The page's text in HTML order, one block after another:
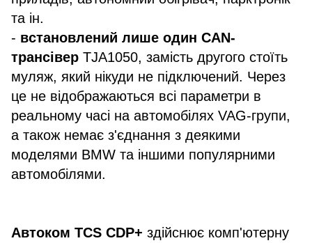
та ін.
- встановлений лише один CAN-
трансівер TJA1050, замість другого стоїть
муляж, який нікуди не підключений. Через
це не відображаються всі параметри в
реальному часі на автомобілях VAG-групи,
а також немає з'єднання з деякими
моделями BMW та іншими популярними
автомобілями.
Автоком TCS CDP+ здійснює комп'ютерну